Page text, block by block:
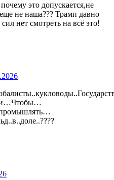
это допускается,не
не наша??? Трамп давно
нет смотреть на всё это!